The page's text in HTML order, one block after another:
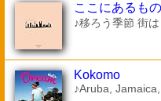
ここにあるもの
♪移ろう季節 街は
Kokomo
♪Aruba,